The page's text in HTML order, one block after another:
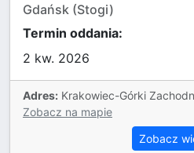
Gdańsk (Stogi)
Termin oddania:
2 kw. 2026
Adres: Krakowiec-Górki
Zobacz na mapie
Zobacz